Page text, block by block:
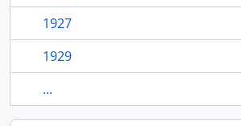
1927
1929
...